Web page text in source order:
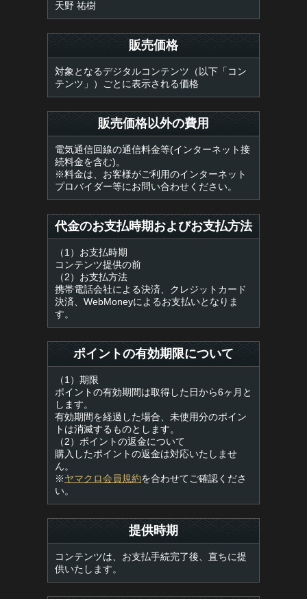
天野 祐樹
販売価格
対象となるデジタルコンテンツ（以下「コン
テンツ」）ごとに表示される価格
販売価格以外の費用
電気通信回線の通信料金等(インターネット接
続料金を含む)。
※料金は、お客様がご利用のインターネット
プロバイダー等にお問い合わせください。
代金のお支払時期およびお支払方法
（1）お支払時期
コンテンツ提供の前
（2）お支払方法
携帯電話会社による決済、クレジットカード
決済、WebMoneyによるお支払いとなりま
す。
ポイントの有効期限について
（1）期限
ポイントの有効期間は取得した日から6ヶ月と
します。
有効期間を経過した場合、未使用分のポイン
トは消滅するものとします。
（2）ポイントの返金について
購入したポイントの返金は対応いたしませ
ん。
※ヤマクロ会員規約を合わせてご確認くださ
い。
提供時期
コンテンツは、お支払手続完了後、直ちに提
供いたします。